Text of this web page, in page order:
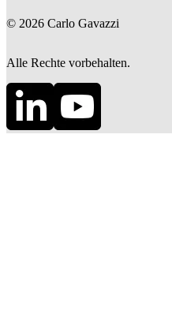
© 2026 Carlo Gavazzi
Alle Rechte vorbehalten.